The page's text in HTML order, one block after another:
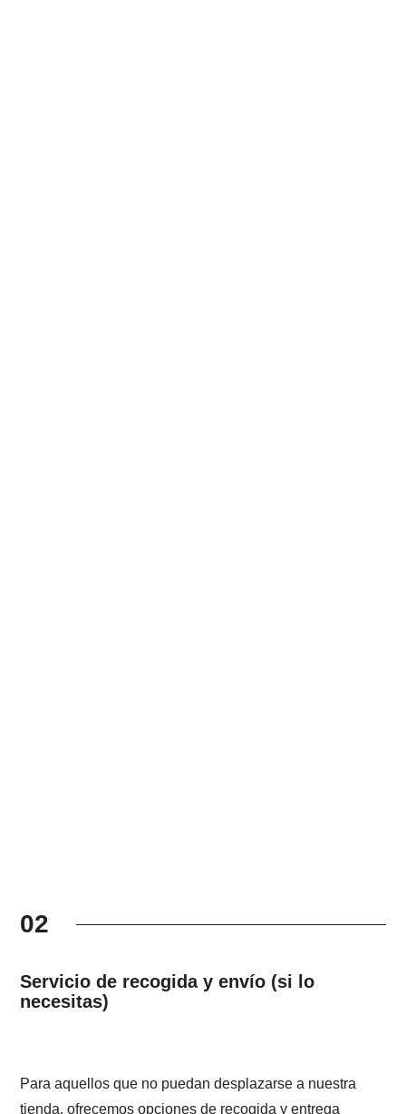
02
Servicio de recogida y envío (si lo
necesitas)
Para aquellos que no puedan desplazarse a nuestra
tienda, ofrecemos opciones de recogida y entrega